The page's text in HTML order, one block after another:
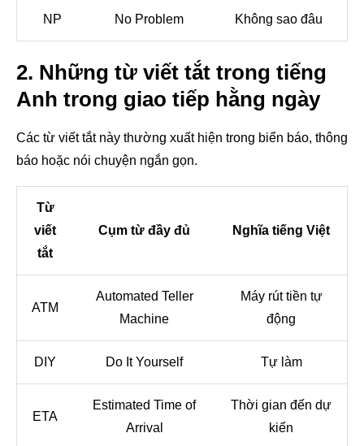
NP No Problem Không sao đâu
2. Những từ viết tắt trong tiếng
Anh trong giao tiếp hằng ngày
Các từ viết tắt này thường xuất hiện trong biển báo, thông
báo hoặc nói chuyện ngắn gọn.
Từ
viết
tắt
Cụm từ đầy đủ Nghĩa tiếng Việt
ATM
Automated Teller
Machine
Máy rút tiền tự
động
DIY Do It Yourself Tự làm
ETA
Estimated Time of
Arrival
Thời gian đến dự
kiến